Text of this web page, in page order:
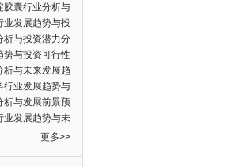
胶囊行业分析与
业发展趋势与投
析与投资潜力分
与投资可行性
与未来发展趋
行业发展趋势与
析与发展前景预
业发展趋势与未
更多>>